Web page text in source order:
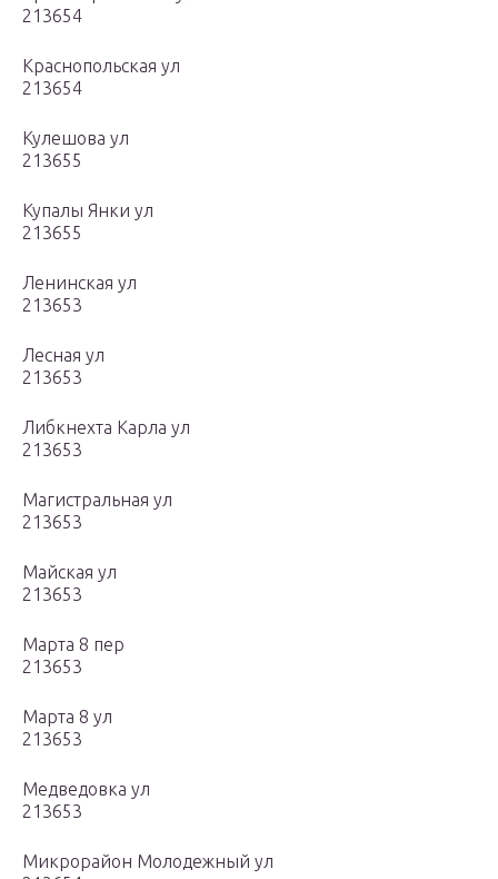
213654
Краснопольская ул
213654
Кулешова ул
213655
Купалы Янки ул
213655
Ленинская ул
213653
Лесная ул
213653
Либкнехта Карла ул
213653
Магистральная ул
213653
Майская ул
213653
Марта 8 пер
213653
Марта 8 ул
213653
Медведовка ул
213653
Микрорайон Молодежный ул